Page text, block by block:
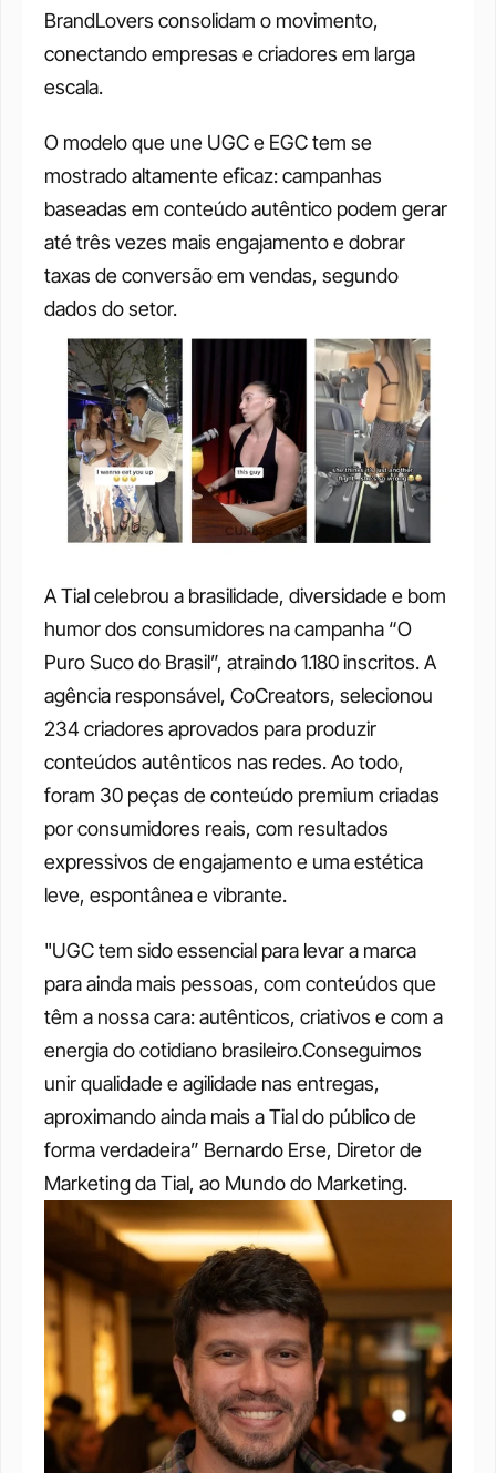
BrandLovers consolidam o movimento,
conectando empresas e criadores em larga
escala.
O modelo que une UGC e EGC tem se
mostrado altamente eficaz: campanhas
baseadas em conteúdo autêntico podem gerar
até três vezes mais engajamento e dobrar
taxas de conversão em vendas, segundo
dados do setor.
A Tial celebrou a brasilidade, diversidade e bom
humor dos consumidores na campanha “O
Puro Suco do Brasil”, atraindo 1.180 inscritos. A
agência responsável, CoCreators, selecionou
234 criadores aprovados para produzir
conteúdos autênticos nas redes. Ao todo,
foram 30 peças de conteúdo premium criadas
por consumidores reais, com resultados
expressivos de engajamento e uma estética
leve, espontânea e vibrante.
"UGC tem sido essencial para levar a marca
para ainda mais pessoas, com conteúdos que
têm a nossa cara: autênticos, criativos e com a
energia do cotidiano brasileiro.Conseguimos
unir qualidade e agilidade nas entregas,
aproximando ainda mais a Tial do público de
forma verdadeira” Bernardo Erse, Diretor de
Marketing da Tial, ao Mundo do Marketing.